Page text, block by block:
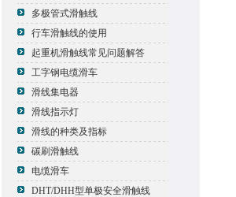
多极管式滑触线
行车滑触线的使用
起重机滑触线常见问题解答
工字钢电缆滑车
滑线集电器
滑线指示灯
滑线的种类及指标
碳刷滑触线
电缆滑车
DHT/DHH型单极安全滑触线